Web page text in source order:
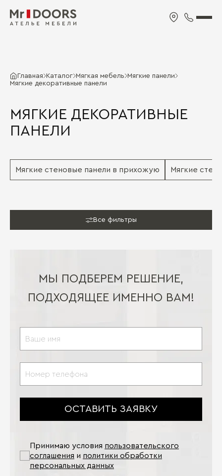
Главная Каталог Мягкая мебель Мягкие панели
Мягкие декоративные панели
МЯГКИЕ ДЕКОРАТИВНЫЕ
ПАНЕЛИ
Мягкие стеновые панели в прихожую Мягкие
Все фильтры
МЫ ПОДБЕРЕМ РЕШЕНИЕ,
ПОДХОДЯЩЕЕ ИМЕННО ВАМ!
ОСТАВИТЬ ЗАЯВКУ
Принимаю условия пользовательского
соглашения и политики обработки
персональных данных